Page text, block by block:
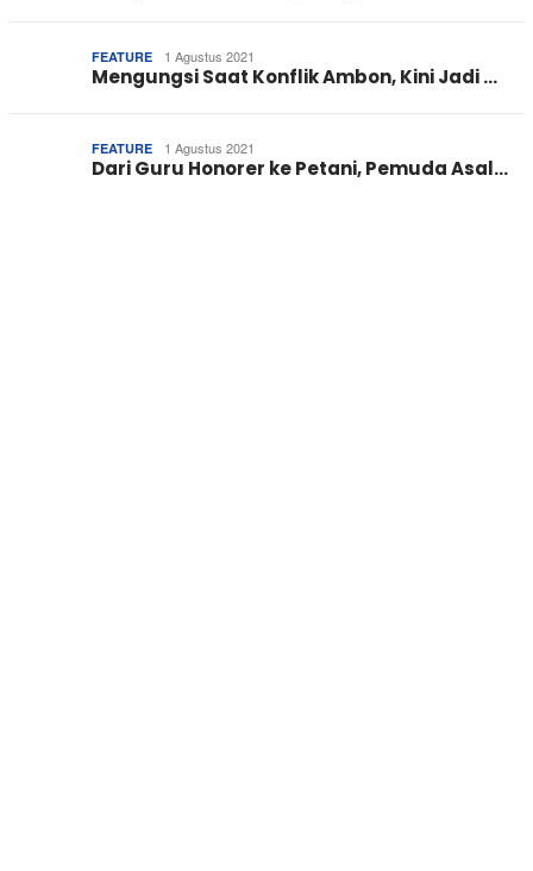
FEATURE 1 Agustus 2021
Mengungsi Saat Konflik Ambon, Kini Jadi …
FEATURE 1 Agustus 2021
Dari Guru Honorer ke Petani, Pemuda Asal…